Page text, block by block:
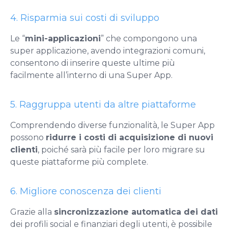
4. Risparmia sui costi di sviluppo
Le “mini-applicazioni” che compongono una
super applicazione, avendo integrazioni comuni,
consentono di inserire queste ultime più
facilmente all’interno di una Super App.
5. Raggruppa utenti da altre piattaforme
Comprendendo diverse funzionalità, le Super App
possono ridurre i costi di acquisizione di nuovi
clienti, poiché sarà più facile per loro migrare su
queste piattaforme più complete.
6. Migliore conoscenza dei clienti
Grazie alla sincronizzazione automatica dei dati
dei profili social e finanziari degli utenti, è possibile